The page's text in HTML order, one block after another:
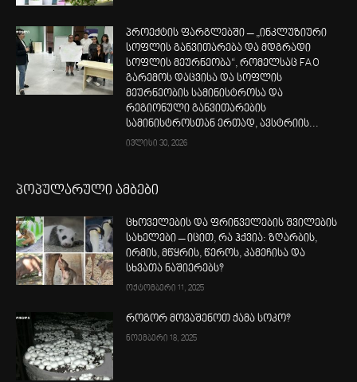
პროექტის ფარგლებში – „ინკლუზიური
სოფლის განვითარება და მდგრადი
სოფლის მეურნეობა“, რომელსაც FAO
გარემოს დაცვისა და სოფლის
მეურნეობის სამინისტროსა და
რეგიონული განვითარების
სამინისტროსთან ერთად, ავსტრიის...
ივლისი 30, 2026
პოპულარული ამბები
ცხოველების და ფრინველების შვილების
სახელები – იცით, რა ჰქვია: ზღარბის,
ირმის, მწყრის, წეროს, კამეჩისა და
სხვათა ნაშიერებს?
ოქტომბერი 11, 2025
როგორ მოვაშენოთ ქამა სოკო?
ნოემბერი 18, 2025